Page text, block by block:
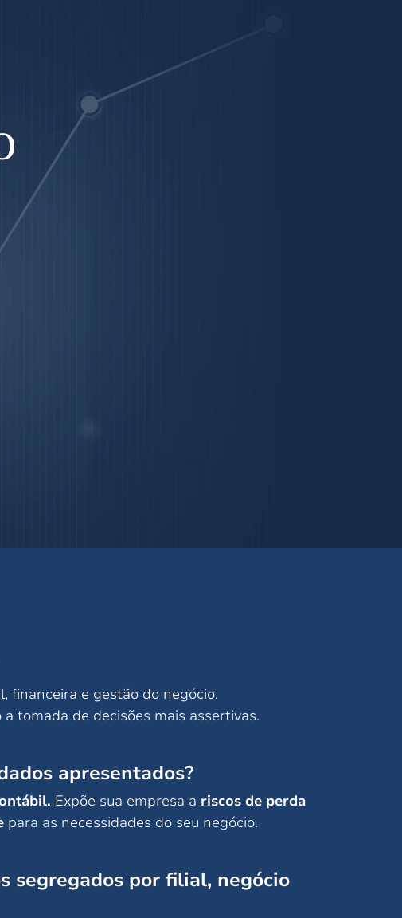
financeira e gestão do negócio.
tomada de decisões mais assertivas.
apresentados?
Expõe sua empresa a riscos de perda
para as necessidades do seu negócio.
segregados por filial, negócio